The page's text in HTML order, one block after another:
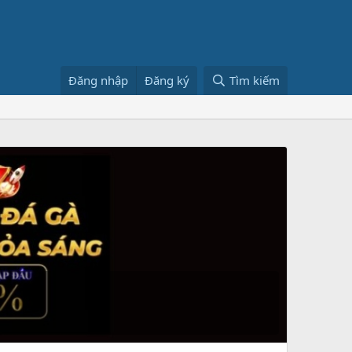
Đăng nhập Đăng ký Tìm kiếm